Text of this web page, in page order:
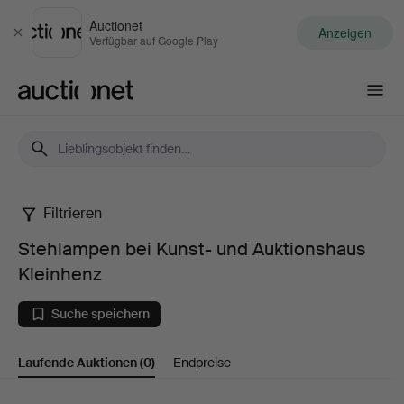
Schließen
Auctionet
Verfügbar auf Google Play Anzeigen
Stehlampen
bei
Kunst-
und
Filtrieren
Stehlampen bei Kunst- und Auktionshaus
Kleinhenz
Suche speichern
Laufende Auktionen(0) Endpreise